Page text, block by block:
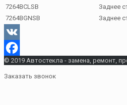
7264BCLSB
Заднее
7264BGNSB
Заднее
VK
Facebook
© 2019 Автостекла - замена, ремонт,
Заказать звонок